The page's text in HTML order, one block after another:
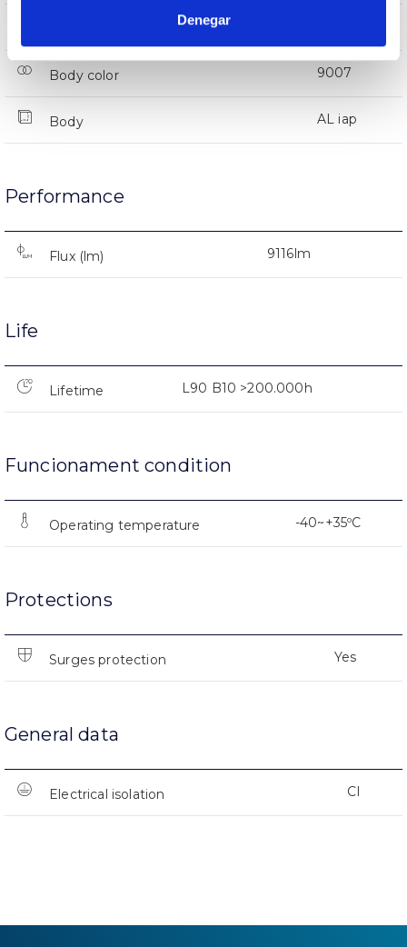
Denegar
Body color 9007
Body AL iap
Performance
Flux (lm) 9116lm
Life
Lifetime L90 B10 >200.000h
Funcionament condition
Operating temperature -40~+35ºC
Protections
Surges protection Yes
General data
Electrical isolation CI